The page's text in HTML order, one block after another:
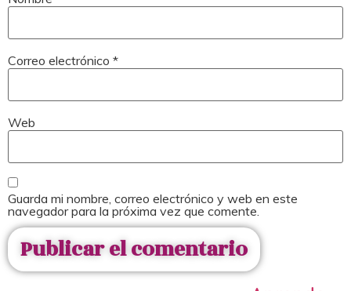
Correo electrónico *
Web
Guarda mi nombre, correo electrónico y web en este
navegador para la próxima vez que comente.